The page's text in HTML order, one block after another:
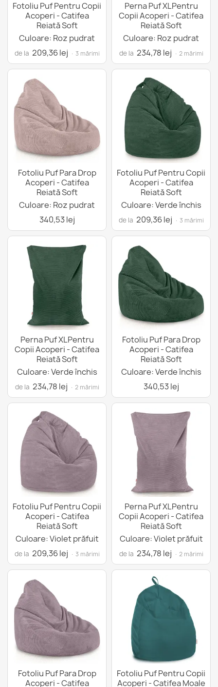
Fotoliu Puf Pentru Copii
Acoperi - Catifea
Reiată Soft
Culoare: Roz pudrat
de la 209,36 lej · 3 mărimi
Perna Puf XLPentru
Copii Acoperi - Catifea
Reiată Soft
Culoare: Roz pudrat
de la 234,78 lej · 2 mărimi
Fotoliu Puf Para Drop
Acoperi - Catifea
Reiată Soft
Culoare: Roz pudrat
340,53 lej
Fotoliu Puf Pentru Copii
Acoperi - Catifea
Reiată Soft
Culoare: Verde închis
de la 209,36 lej · 3 mărimi
Perna Puf XLPentru
Copii Acoperi - Catifea
Reiată Soft
Culoare: Verde închis
de la 234,78 lej · 2 mărimi
Fotoliu Puf Para Drop
Acoperi - Catifea
Reiată Soft
Culoare: Verde închis
340,53 lej
Fotoliu Puf Pentru Copii
Acoperi - Catifea
Reiată Soft
Culoare: Violet prăfuit
de la 209,36 lej · 3 mărimi
Perna Puf XLPentru
Copii Acoperi - Catifea
Reiată Soft
Culoare: Violet prăfuit
de la 234,78 lej · 2 mărimi
Fotoliu Puf Para Drop
Acoperi - Catifea
Fotoliu Puf Pentru Copii
Acoperi - Catifea Moale